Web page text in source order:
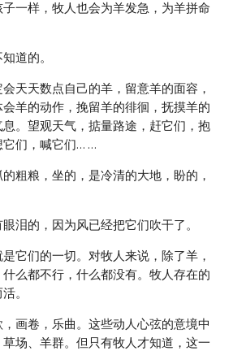
一样，牧人也会为羊发急，为羊拼命
道的。
天天数点自己的羊，留意羊的面容，
羊的动作，挽留羊的徘徊，抚摸羊的
。望观天气，掂量路途，赶它们，抱
它们，喊它们… …
粗粮，坐的，是冷清的大地，盼的，
泪的，因为风已经把它们吹干了。
它们的一切。对牧人来说，除了羊，
么都不行，什么都没有。牧人存在的
。
画卷，乐曲。这些动人心弦的意境中
场、羊群。但只有牧人才知道，这一